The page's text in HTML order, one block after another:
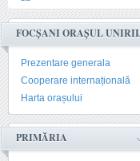
FOCȘANI ORAȘUL UNIRII
Prezentare generala
Cooperare internațională
Harta orașului
PRIMĂRIA